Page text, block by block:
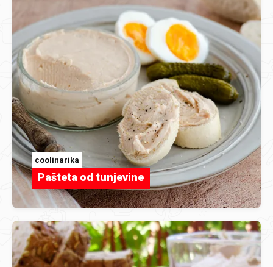
coolinarika
Pašteta od tunjevine